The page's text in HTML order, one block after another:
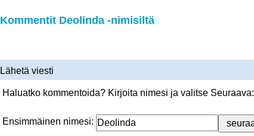
Kommentit Deolinda -nimisiltä
Lähetä viesti
Haluatko kommentoida? Kirjoita nimesi ja valitse Seuraava:
Ensimmäinen nimesi: